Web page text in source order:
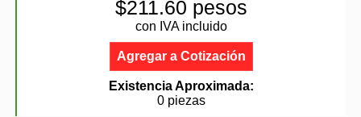
$211.60 pesos
con IVA incluido
Agregar a Cotización
Existencia Aproximada:
0 piezas